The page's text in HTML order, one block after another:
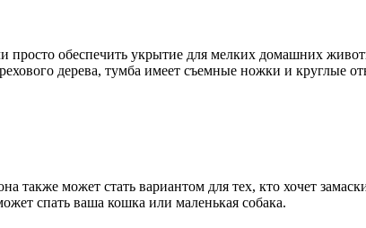
просто обеспечить укрытие для мелких домашних
дерева, тумба имеет съемные ножки и круглые
также может стать вариантом для тех, кто хочет
спать ваша кошка или маленькая собака.